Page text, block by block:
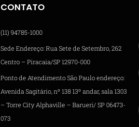
CONTATO
(11) 94785-1000
Sede Endereço: Rua Sete de Setembro, 262
Centro – Piracaia/SP 12970-000
Ponto de Atendimento São Paulo endereço:
Avenida Sagitário, nº 138 13º andar, sala 1303
– Torre City Alphaville – Barueri/ SP 06473-
073